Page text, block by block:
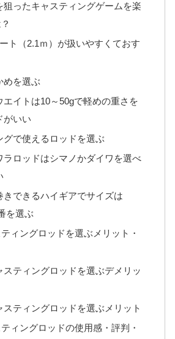
狙ったキャスティングゲームを楽
ト（2.1ｍ）が扱いやすくておす
めを選ぶ
エイトは10～50gで軽めの重さを
がいい
グで使えるロッドを選ぶ
ラロッドはシマノかダイワを選べ
きできるハイギアでサイズは
を選ぶ
ィングロッドを選ぶメリット・
スティングロッドを選ぶデメリッ
スティングロッドを選ぶメリット
ィングロッドの使用感・評判・